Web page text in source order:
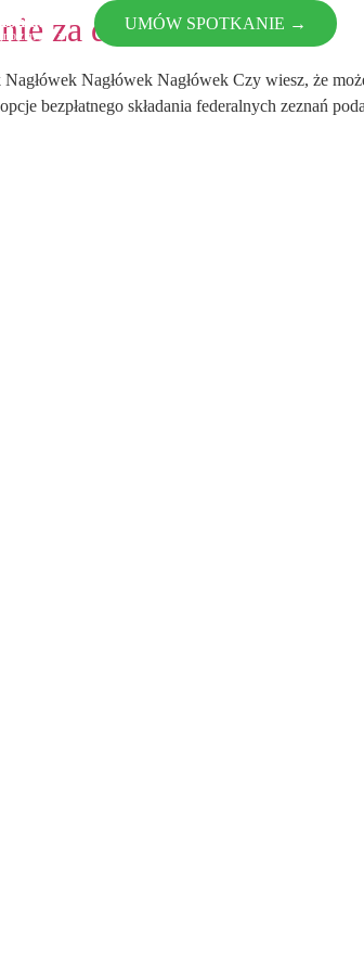
rozmowy
UMÓW SPOTKANIE →
za darmo
Nagłówek Nagłówek Czy wiesz, że
bezpłatnego składania federalnych zeznań